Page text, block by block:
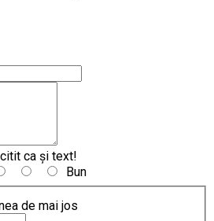
ca şi text!
Bun
de mai jos